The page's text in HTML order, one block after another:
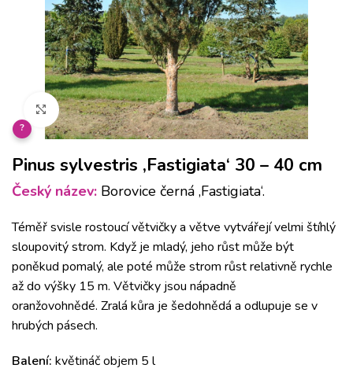
Klikněte pro zvětšení
?
Pinus sylvestris ‚Fastigiata‘ 30 – 40 cm
Český název: Borovice černá ‚Fastigiata‘.
Téměř svisle rostoucí větvičky a větve vytvářejí velmi štíhlý
sloupovitý strom. Když je mladý, jeho růst může být
poněkud pomalý, ale poté může strom růst relativně rychle
až do výšky 15 m. Větvičky jsou nápadně
oranžovohnědé. Zralá kůra je šedohnědá a odlupuje se v
hrubých pásech.
Balení: květináč objem 5 l